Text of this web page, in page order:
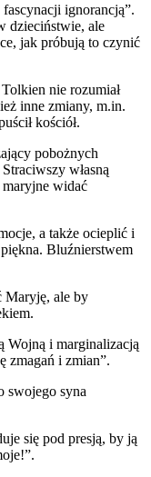
ignorancją”.
dzieciństwie, ale
jak próbują to czynić
nie rozumiał
inne zmiany, m.in.
kościół.
pobożnych
własną
widać
a także ocieplić i
Bluźnierstwem
Maryję, ale by
Wojną i marginalizacją
zmagań i zmian”.
swojego syna
się pod presją, by ją